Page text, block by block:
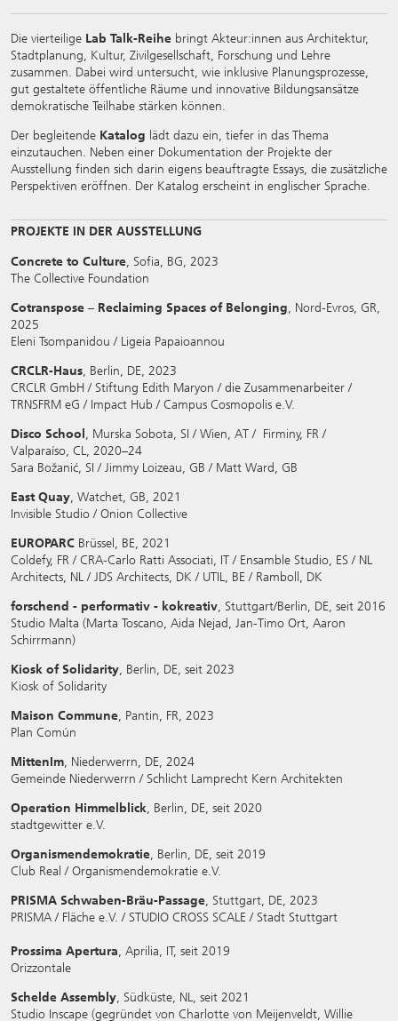
Die vierteilige Lab Talk-Reihe bringt Akteur:innen aus Architektur,
Stadtplanung, Kultur, Zivilgesellschaft, Forschung und Lehre
zusammen. Dabei wird untersucht, wie inklusive Planungsprozesse,
gut gestaltete öffentliche Räume und innovative Bildungsansätze
demokratische Teilhabe stärken können.
Der begleitende Katalog lädt dazu ein, tiefer in das Thema
einzutauchen. Neben einer Dokumentation der Projekte der
Ausstellung finden sich darin eigens beauftragte Essays, die zusätzliche
Perspektiven eröffnen. Der Katalog erscheint in englischer Sprache.
PROJEKTE IN DER AUSSTELLUNG
Concrete to Culture, Sofia, BG, 2023
The Collective Foundation
Cotranspose – Reclaiming Spaces of Belonging, Nord-Evros, GR,
2025
Eleni Tsompanidou / Ligeia Papaioannou
CRCLR-Haus, Berlin, DE, 2023
CRCLR GmbH / Stiftung Edith Maryon / die Zusammenarbeiter /
TRNSFRM eG / Impact Hub / Campus Cosmopolis e.V.
Disco School , Murska Sobota, SI / Wien, AT / Firminy, FR /
Valparaíso, CL, 2020–24
Sara Božanić, SI / Jimmy Loizeau, GB / Matt Ward, GB
East Quay, Watchet, GB, 2021
Invisible Studio / Onion Collective
EUROPARC Brüssel, BE, 2021
Coldefy, FR / CRA-Carlo Ratti Associati, IT / Ensamble Studio, ES / NL
Architects, NL / JDS Architects, DK / UTIL, BE / Ramboll, DK
forschend - performativ - kokreativ, Stuttgart/Berlin, DE, seit 2016
Studio Malta (Marta Toscano, Aida Nejad, Jan-Timo Ort, Aaron
Schirrmann)
Kiosk of Solidarity, Berlin, DE, seit 2023
Kiosk of Solidarity
Maison Commune, Pantin, FR, 2023
Plan Común
MittenIm, Niederwerrn, DE, 2024
Gemeinde Niederwerrn / Schlicht Lamprecht Kern Architekten
Operation Himmelblick, Berlin, DE, seit 2020
stadtgewitter e.V.
Organismendemokratie, Berlin, DE, seit 2019
Club Real / Organismendemokratie e.V.
PRISMA Schwaben-Bräu-Passage, Stuttgart, DE, 2023
PRISMA / Fläche e.V. / STUDIO CROSS SCALE / Stadt Stuttgart
Prossima Apertura, Aprilia, IT, seit 2019
Orizzontale
Schelde Assembly, Südküste, NL, seit 2021
Studio Inscape (gegründet von Charlotte von Meijenveldt, Willie